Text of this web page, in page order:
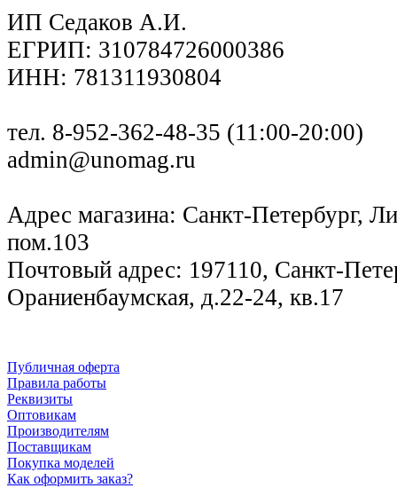
ИП Седаков А.И.
ЕГРИП: 310784726000386
ИНН: 781311930804
тел. 8-952-362-48-35 (11:00-20:00)
admin@unomag.ru
Адрес магазина: Санкт-Петербург,
пом.103
Почтовый адрес: 197110, Санкт-
Ораниенбаумская, д.22-24, кв.17
Публичная оферта
Правила работы
Реквизиты
Оптовикам
Производителям
Поставщикам
Покупка моделей
Как оформить заказ?